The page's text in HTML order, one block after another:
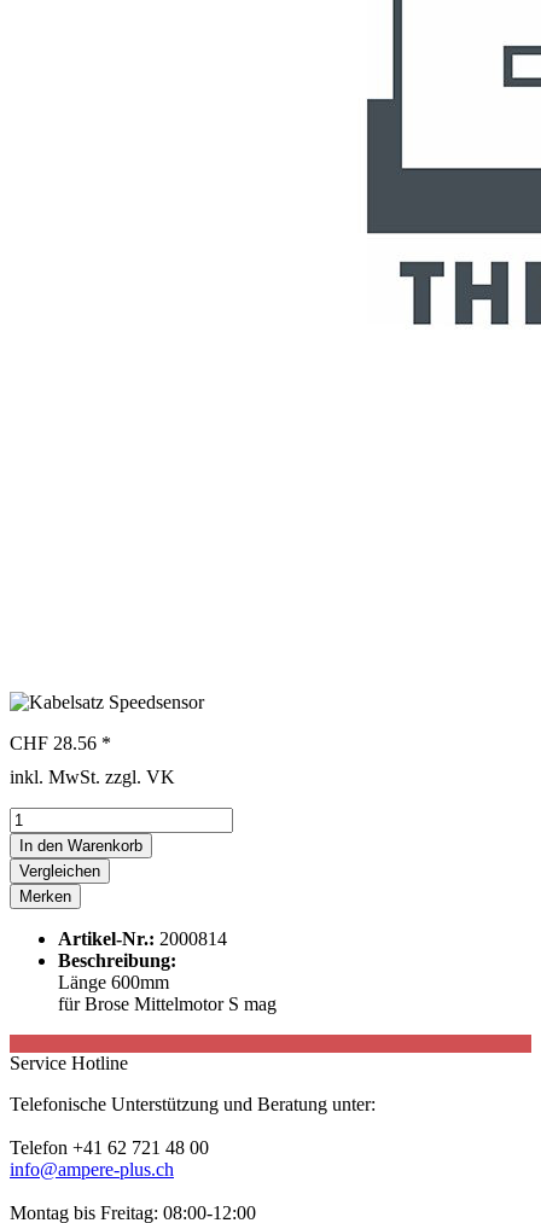
CHF 28.56 *
inkl. MwSt. zzgl. VK
In den Warenkorb
Vergleichen
Merken
Artikel-Nr.: 2000814
Beschreibung:
Länge 600mm
für Brose Mittelmotor S mag
Service Hotline
Telefonische Unterstützung und Beratung unter:
Telefon +41 62 721 48 00
info@ampere-plus.ch
Montag bis Freitag: 08:00-12:00